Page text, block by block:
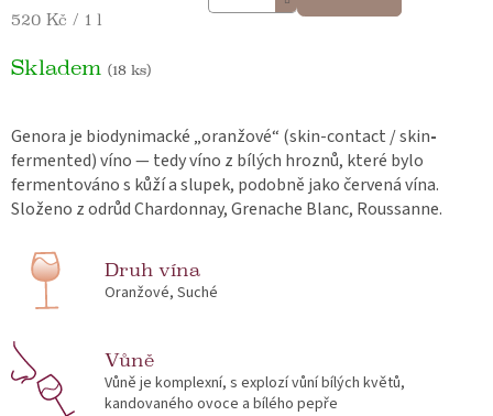
Měrná cena:
520 Kč / 1 l
Skladem (18 ks)
Genora je biodynimacké „oranžové“ (skin-contact / skin-
fermented) víno — tedy víno z bílých hroznů, které bylo
fermentováno s kůží a slupek, podobně jako červená vína.
Složeno z odrůd Chardonnay, Grenache Blanc, Roussanne.
Druh vína
Oranžové, Suché
Vůně
Vůně je komplexní, s explozí vůní bílých květů,
kandovaného ovoce a bílého pepře